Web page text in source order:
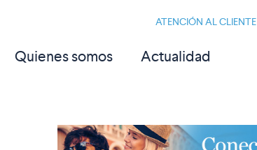
ATENCIÓN AL CLIENTE
Quienes somos
Actualidad